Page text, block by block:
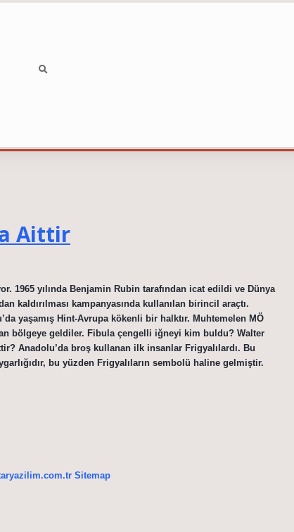
Aittir
1965 yılında Benjamin Rubin tarafından icat edildi ve Dünya
kaldırılması kampanyasında kullanılan birincil araçtı.
yaşamış Hint-Avrupa kökenli bir halktır. Muhtemelen MÖ
bölgeye geldiler. Fibula çengelli iğneyi kim buldu? Walter
Anadolu’da broş kullanan ilk insanlar Frigyalılardı. Bu
bu yüzden Frigyalıların sembolü haline gelmiştir.
Sitemap